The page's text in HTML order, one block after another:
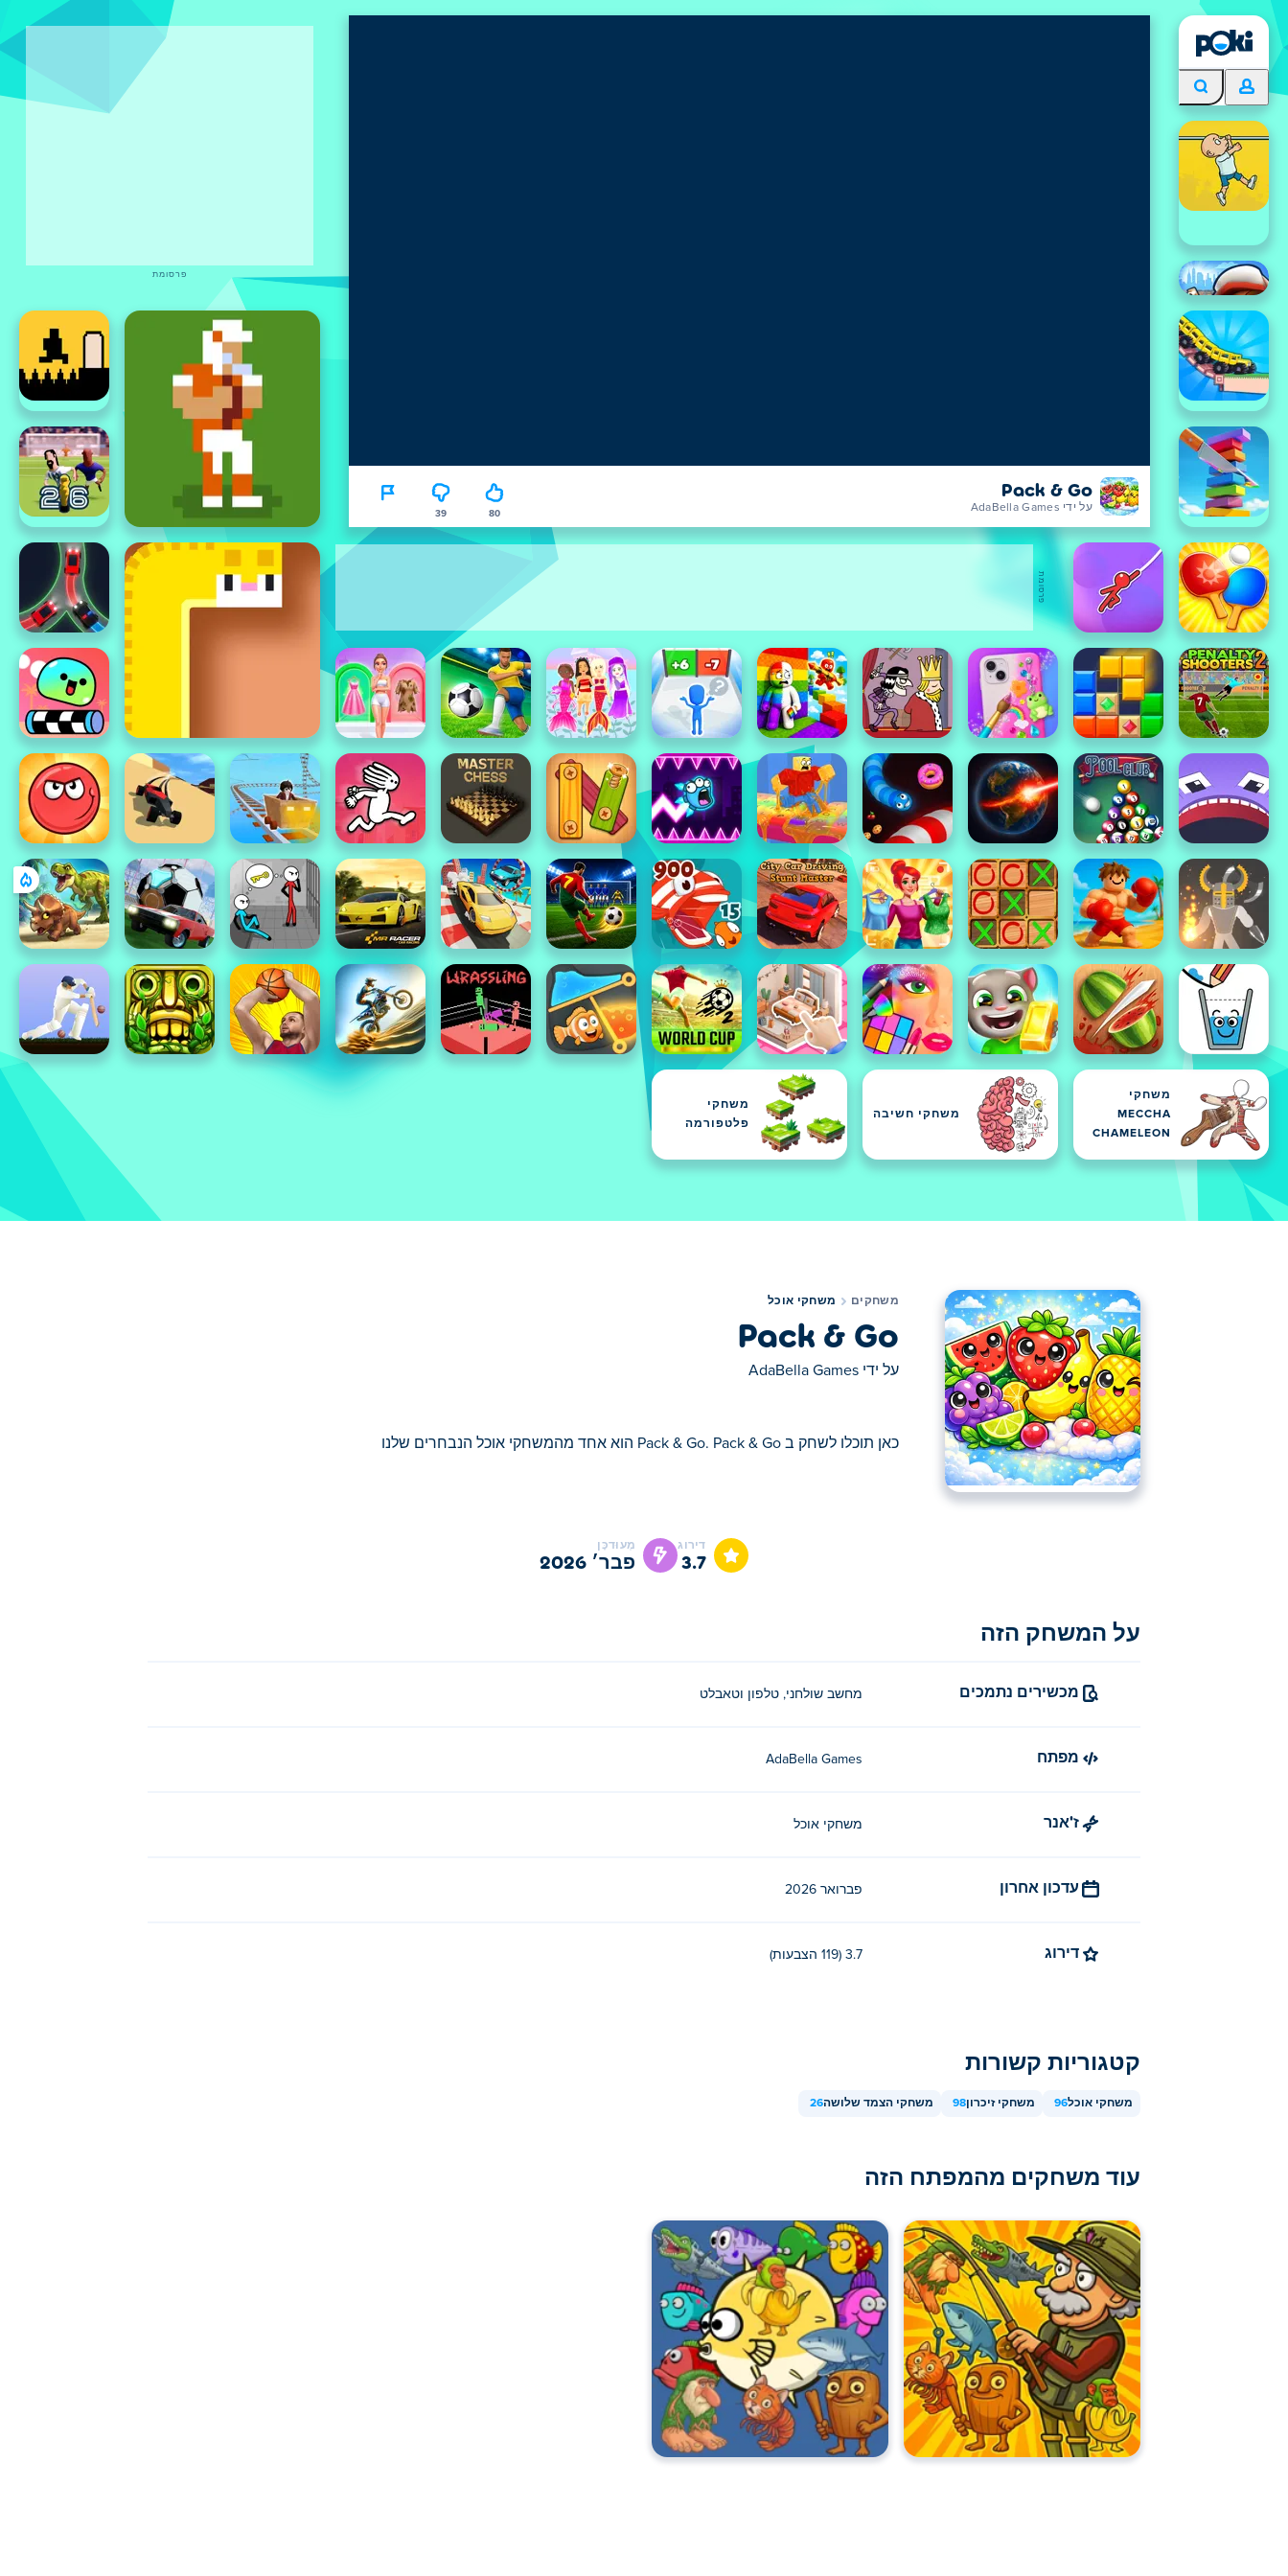
Pack & Go
על ידי AdaBella Games 80
39
משחקי
MECCHA
CHAMELEON
משחקי חשיבה
משחקי
פלטפורמה
פרסומת
פרסומת
משחקים משחקי אוכל
Pack & Go
על ידי AdaBella Games
כאן תוכלו לשחק ב Pack & Go. Pack & Go הוא אחד מהמשחקי אוכל הנבחרים שלנו
כאן תוכלו לשחק ב Pack & Go. Pack & Go הוא אחד מהמשחקי אוכל הנבחרים שלנו
דירוג
3.7
מְעוּדכָּן
פבר׳ 2026
על המשחק הזה
מכשירים נתמכים מחשב שולחני, טלפון וטאבלט
מפתח AdaBella Games
ז'אנר משחקי אוכל
עדכון אחרון פברואר 2026
דירוג 3.7 (119 הצבעות)
קטגוריות קשורות
משחקי אוכל96 משחקי זיכרון98 משחקי הצמד שלושה26
עוד משחקים מהמפתח הזה